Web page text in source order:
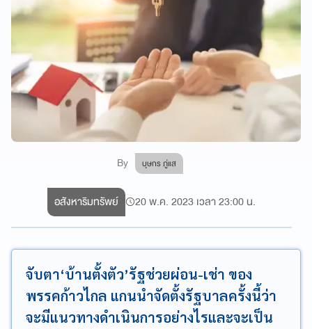
By บุษกร ภู่แส
อสังหาริมทรัพย์ 20 พ.ค. 2023 เวลา 23:00 น.
จับตา‘บ้านตั้งตัว’รัฐช่วยผ่อน-เช่า ของ
พรรคก้าวไกล แกนนำจัดตั้งรัฐบาลครั้งนี้ว่า
จะมีแนวทางดำเนินการอย่างไรและจะเป็น